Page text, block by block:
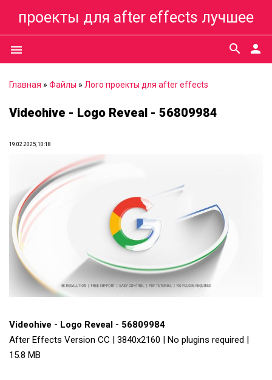
проекты для after effects лучшее
menu person
search
Главная » Файлы » Лого проекты для after effects
Videohive - Logo Reveal - 56809984
19.02.2025, 10:18
Videohive - Logo Reveal - 56809984
After Effects Version CC | 3840x2160 | No plugins required |
15.8 MB